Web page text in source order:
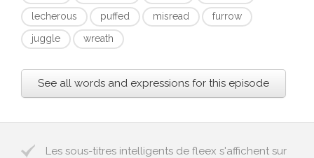
lecherous
puffed misread
furrow
juggle
wreath
See all words and expressions for this episode
Les sous-titres intelligents de fleex s'affichent sur